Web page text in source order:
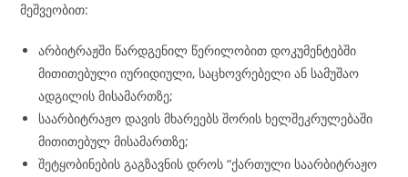
მეშვეობით:
არბიტრაჟში წარდგენილ წერილობით დოკუმენტებში
მითითებული იურიდიული, საცხოვრებელი ან სამუშაო
ადგილის მისამართზე;
საარბიტრაჟო დავის მხარეებს შორის ხელშეკრულებაში
მითითებულ მისამართზე;
შეტყობინების გაგზავნის დროს “ქართული საარბიტრაჟო